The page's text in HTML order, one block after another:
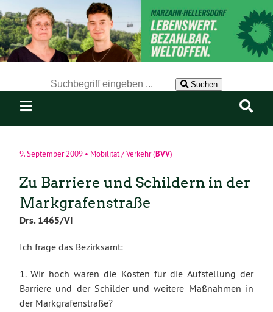
Suchen
9. September 2009 • Mobilität / Verkehr(BVV)
Zu Barriere und Schildern in der
Markgrafenstraße
Drs. 1465/VI
Ich frage das Bezirksamt:
1. Wir hoch waren die Kosten für die Aufstellung der
Barriere und der Schilder und weitere Maßnahmen in
der Markgrafenstraße?